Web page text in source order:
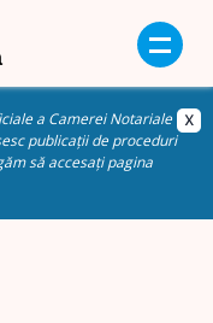
a Camerei Notariale
publicații de proceduri
să accesați pagina